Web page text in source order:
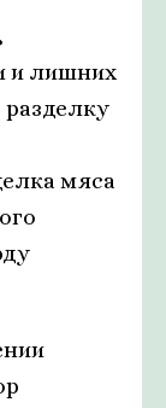
и лишних
мяса